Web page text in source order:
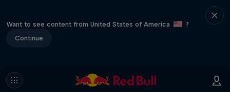
Want to see content from United States of America
?
Continue
Skate Tales